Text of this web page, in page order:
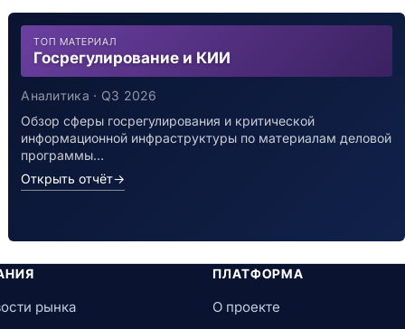
ТОП МАТЕРИАЛ
Госрегулирование и КИИ
Аналитика · Q3 2026
Обзор сферы госрегулирования и критической
информационной инфраструктуры по материалам деловой
программы…
Открыть отчёт→
рынка
ПЛАТФОРМА
О проекте